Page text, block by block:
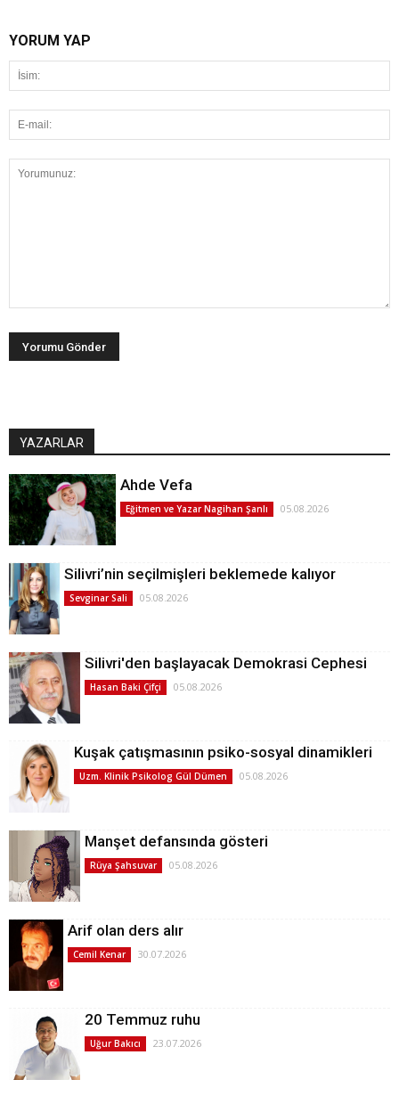
YORUM YAP
YAZARLAR
Ahde Vefa
Eğitmen ve Yazar Nagihan Şanlı 05.08.2026
Silivri’nin seçilmişleri beklemede kalıyor
Sevginar Sali 05.08.2026
Silivri'den başlayacak Demokrasi Cephesi
Hasan Baki Çifçi 05.08.2026
Kuşak çatışmasının psiko-sosyal dinamikleri
Uzm. Klinik Psikolog Gül Dümen 05.08.2026
Manşet defansında gösteri
Rüya Şahsuvar 05.08.2026
Arif olan ders alır
Cemil Kenar 30.07.2026
20 Temmuz ruhu
Uğur Bakıcı 23.07.2026